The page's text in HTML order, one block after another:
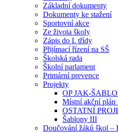
Základní dokumenty
Dokumenty ke stažení
Sportovní akce
Ze života školy
Zápis do I. třídy
Přijímací řízení na SŠ
Školská rada
Školní parlament
Primární prevence
Projekty
OP JAK-
Místní akční
OSTATNÍ
Šablony III
Doučování žáků škol –